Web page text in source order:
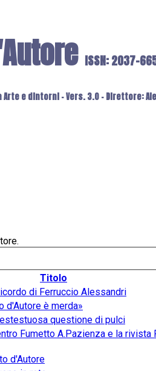
ISSN: 2037-
Arte e dintorni - Vers. 3.0 - Direttore:
Titolo
di Ferruccio Alessandri
d'Autore è merda»
questione di pulci
Fumetto A.Pazienza e la rivista
d'Autore